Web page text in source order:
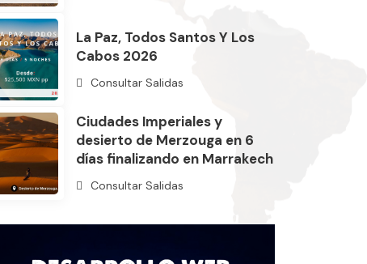
La Paz, Todos Santos Y Los
Cabos 2026
Consultar Salidas
Ciudades Imperiales y
desierto de Merzouga en 6
días finalizando en Marrakech
Consultar Salidas